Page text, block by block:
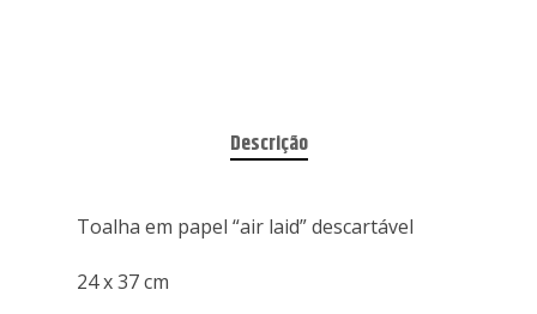
Descrição
Toalha em papel “air laid” descartável
24 x 37 cm